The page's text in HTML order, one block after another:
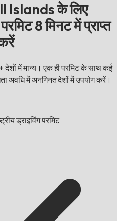
Islands के लिए
8 मिनट में प्राप्त
में मान्य। एक ही परमिट के साथ कई
अवधि में अनगिनत देशों में उपयोग करें।
ड्राइविंग परमिट